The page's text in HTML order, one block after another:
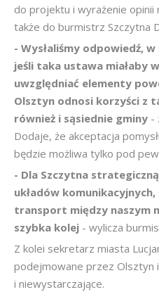
do projektu i wyrażenie opinii
także do burmistrz Szczytna
- Wysłaliśmy odpowiedź,
jeśli taka ustawa miałaby
uwzględniać elementy
Olsztyn odnosi korzyści z
również i sąsiednie gminy -
Dodaje, że akceptacja
będzie możliwa tylko pod
- Dla Szczytna
układów
transport między naszym
szybka kolej - wylicza
Z kolei sekretarz miasta
podejmowane przez Olsztyn
i niewystarczające.